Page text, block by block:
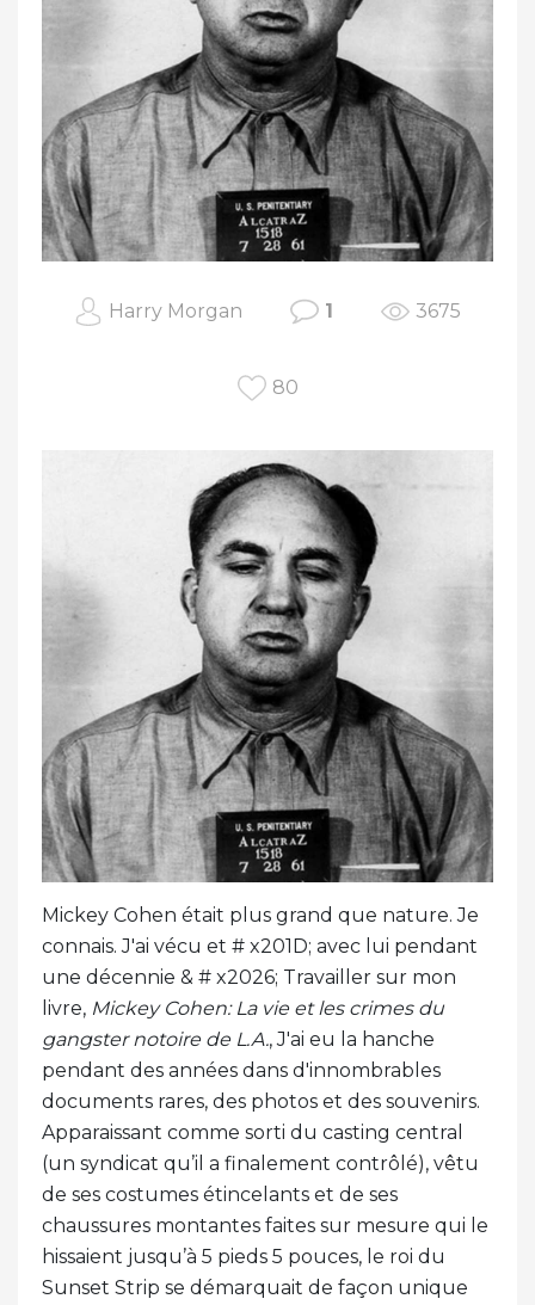
Harry Morgan 1 3675
80
Mickey Cohen était plus grand que nature. Je
connais. J'ai vécu et # x201D; avec lui pendant
une décennie & # x2026; Travailler sur mon
livre, Mickey Cohen: La vie et les crimes du
gangster notoire de L.A., J'ai eu la hanche
pendant des années dans d'innombrables
documents rares, des photos et des souvenirs.
Apparaissant comme sorti du casting central
(un syndicat qu’il a finalement contrôlé), vêtu
de ses costumes étincelants et de ses
chaussures montantes faites sur mesure qui le
hissaient jusqu’à 5 pieds 5 pouces, le roi du
Sunset Strip se démarquait de façon unique